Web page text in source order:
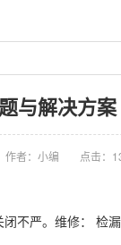
与解决方案
作者：小编 点击：
不严。维修： 检